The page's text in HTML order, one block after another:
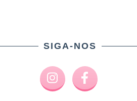
SIGA-NOS